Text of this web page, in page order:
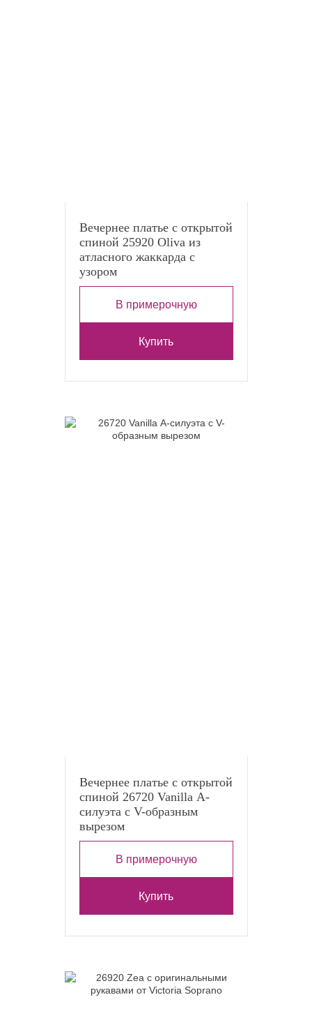
Вечернее платье с открытой
спиной 25920 Oliva из
атласного жаккарда с
узором
В примерочную
Купить
Вечернее платье с открытой
спиной 26720 Vanilla А-
силуэта с V-образным
вырезом
В примерочную
Купить